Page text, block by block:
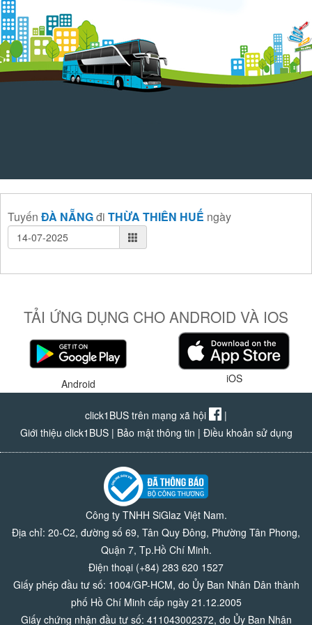
Tuyến ĐÀ NẴNGđi THỪA THIÊN HUẾ ngày
TẢI ỨNG DỤNG CHO ANDROID VÀ IOS
Android iOS
click1BUS trên mạng xã hội
|
Giới thiệu click1BUS| Bảo mật thông tin | Điều khoản sử dụng
Công ty TNHH SiGlaz Việt Nam.
Địa chỉ: 20-C2, đường số 69, Tân Quy Đông, Phường Tân Phong,
Quận 7, Tp.Hồ Chí Minh.
Điện thoại (+84) 283 620 1527
Giấy phép đầu tư số: 1004/GP-HCM, do Ủy Ban Nhân Dân thành
phố Hồ Chí Minh cấp ngày 21.12.2005
Giấy chứng nhận đầu tư số: 411043002372, do Ủy Ban Nhân